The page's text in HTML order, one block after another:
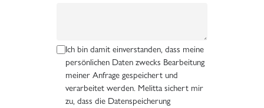
Ich bin damit einverstanden, dass meine
persönlichen Daten zwecks Bearbeitung
meiner Anfrage gespeichert und
verarbeitet werden. Melitta sichert mir
zu, dass die Datenspeicherung